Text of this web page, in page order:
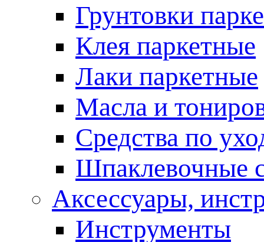
Грунтовки
Клея паркетные
Лаки паркетные
Масла и
Средства по
Шпаклевочные
Аксессуары,
Инструменты